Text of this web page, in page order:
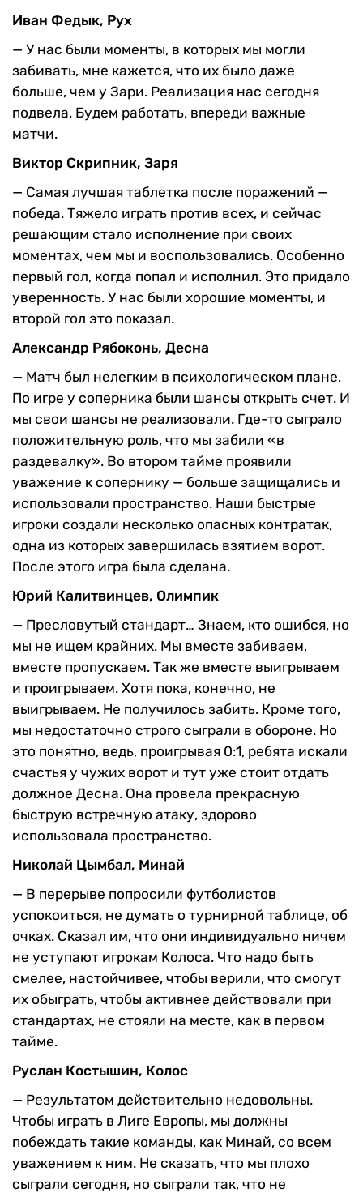
Иван Федык, Рух
— У нас были моменты, в которых мы могли
забивать, мне кажется, что их было даже
больше, чем у Зари. Реализация нас сегодня
подвела. Будем работать, впереди важные
матчи.
Виктор Скрипник, Заря
— Самая лучшая таблетка после поражений —
победа. Тяжело играть против всех, и сейчас
решающим стало исполнение при своих
моментах, чем мы и воспользовались. Особенно
первый гол, когда попал и исполнил. Это придало
уверенность. У нас были хорошие моменты, и
второй гол это показал.
Александр Рябоконь, Десна
— Матч был нелегким в психологическом плане.
По игре у соперника были шансы открыть счет. И
мы свои шансы не реализовали. Где-то сыграло
положительную роль, что мы забили «в
раздевалку». Во втором тайме проявили
уважение к сопернику — больше защищались и
использовали пространство. Наши быстрые
игроки создали несколько опасных контратак,
одна из которых завершилась взятием ворот.
После этого игра была сделана.
Юрий Калитвинцев, Олимпик
— Пресловутый стандарт… Знаем, кто ошибся, но
мы не ищем крайних. Мы вместе забиваем,
вместе пропускаем. Так же вместе выигрываем
и проигрываем. Хотя пока, конечно, не
выигрываем. Не получилось забить. Кроме того,
мы недостаточно строго сыграли в обороне. Но
это понятно, ведь, проигрывая 0:1, ребята искали
счастья у чужих ворот и тут уже стоит отдать
должное Десна. Она провела прекрасную
быструю встречную атаку, здорово
использовала пространство.
Николай Цымбал, Минай
— В перерыве попросили футболистов
успокоиться, не думать о турнирной таблице, об
очках. Сказал им, что они индивидуально ничем
не уступают игрокам Колоса. Что надо быть
смелее, настойчивее, чтобы верили, что смогут
их обыграть, чтобы активнее действовали при
стандартах, не стояли на месте, как в первом
тайме.
Руслан Костышин, Колос
— Результатом действительно недовольны.
Чтобы играть в Лиге Европы, мы должны
побеждать такие команды, как Минай, со всем
уважением к ним. Не сказать, что мы плохо
сыграли сегодня, но сыграли так, что не